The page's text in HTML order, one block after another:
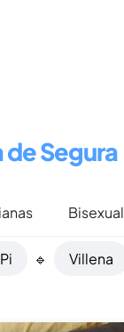
de Segura
🔹 Villena